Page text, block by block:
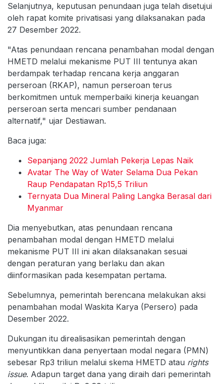
Selanjutnya, keputusan penundaan juga telah disetujui
oleh rapat komite privatisasi yang dilaksanakan pada
27 Desember 2022.
"Atas penundaan rencana penambahan modal dengan
HMETD melalui mekanisme PUT III tentunya akan
berdampak terhadap rencana kerja anggaran
perseroan (RKAP), namun perseroan terus
berkomitmen untuk memperbaiki kinerja keuangan
perseroan serta mencari sumber pendanaan
alternatif," ujar Destiawan.
Baca juga:
Sepanjang 2022 Jumlah Pekerja Lepas Naik
Avatar The Way of Water Selama Dua Pekan
Raup Pendapatan Rp15,5 Triliun
Ternyata Dua Mineral Paling Langka Berasal dari
Myanmar
Dia menyebutkan, atas penundaan rencana
penambahan modal dengan HMETD melalui
mekanisme PUT III ini akan dilaksanakan sesuai
dengan peraturan yang berlaku dan akan
diinformasikan pada kesempatan pertama.
Sebelumnya, pemerintah berencana melakukan aksi
penambahan modal Waskita Karya (Persero) pada
Desember 2022.
Dukungan itu direalisasikan pemerintah dengan
menyuntikkan dana penyertaan modal negara (PMN)
sebesar Rp3 triliun melalui skema HMETD atau rights
issue. Adapun target dana yang diraih dari pemerintah